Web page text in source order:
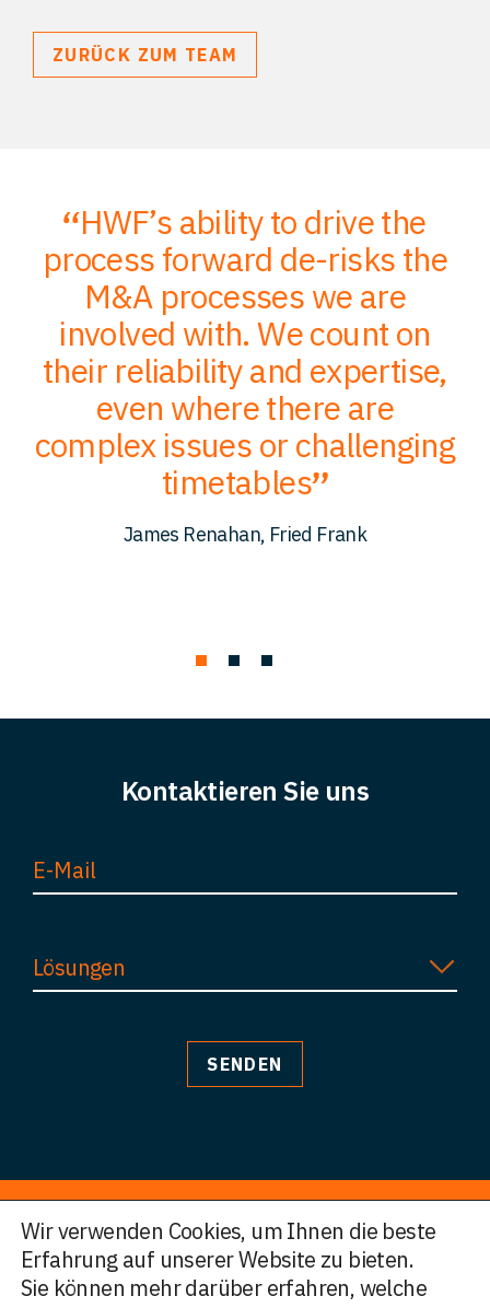
ZURÜCK ZUM TEAM
HWF’s ability to drive the
process forward de-risks the
M&A processes we are
involved with. We count on
their reliability and expertise,
even where there are
complex issues or challenging
timetables
James Renahan, Fried Frank
Kontaktieren Sie uns
Lösungen
© HWF Partners 2026
Wir verwenden Cookies, um Ihnen die beste
Erfahrung auf unserer Website zu bieten.
Sie können mehr darüber erfahren, welche